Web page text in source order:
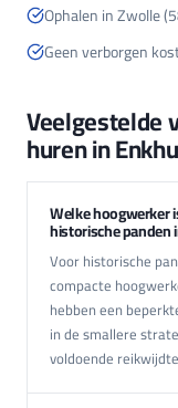
Ophalen in Zwolle
Geen verborgen
Veelgestelde
huren in
Welke hoogwerker
historische panden
Voor historische
compacte
hebben een
in de smallere
voldoende